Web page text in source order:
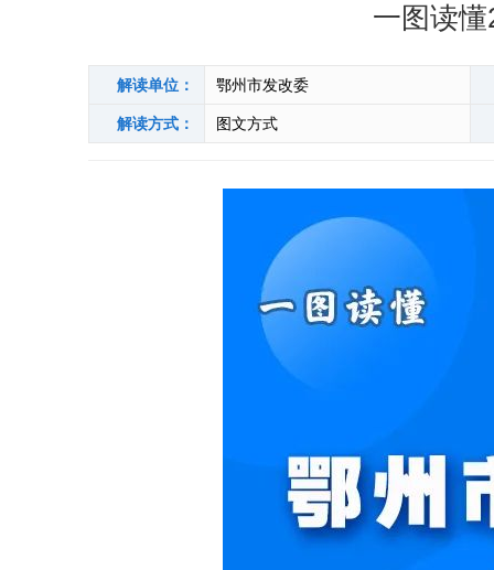
一图读
解读单位： 鄂州市发改委
解读方式： 图文方式